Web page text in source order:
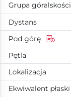
Grupa góralskości
Dystans
Pod górę
Pętla
Lokalizacja
Ekwiwalent płaski